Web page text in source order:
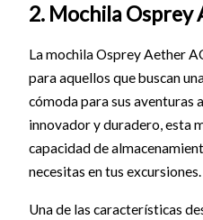
2. Mochila Osprey
La mochila Osprey Aether
para aquellos que buscan
cómoda para sus aventuras
innovador y duradero, esta
capacidad de
necesitas en tus excursiones.
Una de las características